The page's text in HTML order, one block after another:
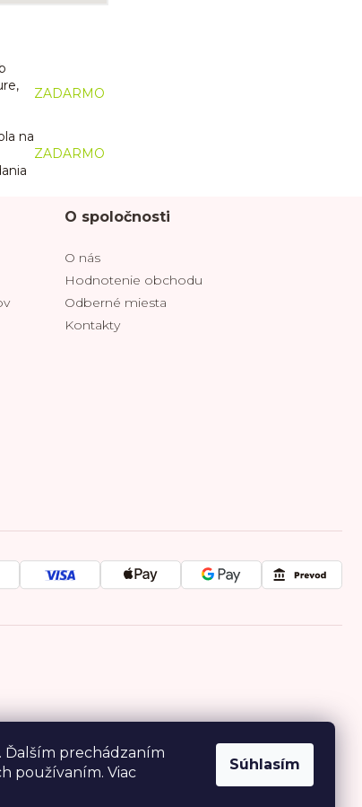
Ďalším prechádzaním
používaním. Viac
Súhlasím
ZADARMO
na
ZADARMO
O spoločnosti
O nás
Hodnotenie obchodu
Odberné miesta
Kontakty